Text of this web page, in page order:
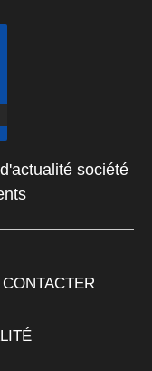
société